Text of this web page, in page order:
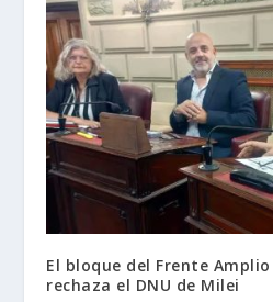
El bloque del Frente
rechaza el DNU de Milei